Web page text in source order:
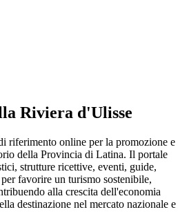
Riviera d'Ulisse
riferimento online per la promozione e
della Provincia di Latina. Il portale
strutture ricettive, eventi, guide,
favorire un turismo sostenibile,
alla crescita dell'economia
destinazione nel mercato nazionale e